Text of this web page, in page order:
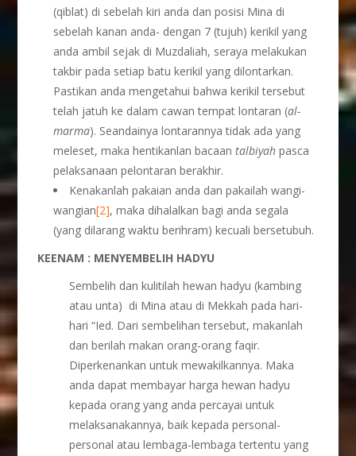
(qiblat) di sebelah kiri anda dan posisi Mina di
sebelah kanan anda- dengan 7 (tujuh) kerikil yang
anda ambil sejak di Muzdaliah, seraya melakukan
takbir pada setiap batu kerikil yang dilontarkan.
Pastikan anda mengetahui bahwa kerikil tersebut
telah jatuh ke dalam cawan tempat lontaran (al-
marma). Seandainya lontarannya tidak ada yang
meleset, maka hentikanlan bacaantalbiyahpasca
pelaksanaan pelontaran berakhir.
Kenakanlah pakaian anda dan pakailah wangi-
wangian[2], maka dihalalkan bagi anda segala
(yang dilarang waktu berihram) kecuali bersetubuh.
KEENAM : MENYEMBELIH HADYU
Sembelih dan kulitilah hewan hadyu (kambing
atau unta) di Mina atau di Mekkah pada hari-
hari “Ied. Dari sembelihan tersebut, makanlah
dan berilah makan orang-orang faqir.
Diperkenankan untuk mewakilkannya. Maka
anda dapat membayar harga hewan hadyu
kepada orang yang anda percayai untuk
melaksanakannya, baik kepada personal-
personal atau lembaga-lembaga tertentu yang